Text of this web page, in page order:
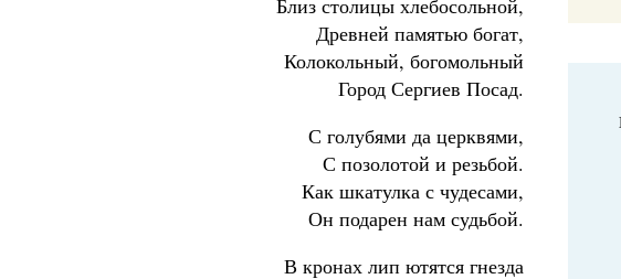
Близ столицы хлебосольной,
Древней памятью богат,
Колокольный, богомольный
Город Сергиев Посад.
С голубями да церквями,
С позолотой и резьбой.
Как шкатулка с чудесами,
Он подарен нам судьбой.
В кронах лип ютятся гнезда